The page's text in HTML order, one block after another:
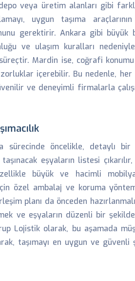
veya üretim alanları gibi
uygun taşıma
gerektirir. Ankara gibi büyük
ve ulaşım kuralları
Mardin ise, coğrafi konumu
zorluklar içerebilir. Bu nedenle,
ve deneyimli firmalarla
sürecinde öncelikle, detaylı bir
taşınacak eşyaların listesi
büyük ve hacimli
özel ambalaj ve koruma
planı da önceden
ve eşyaların düzenli bir
Lojistik olarak, bu aşamada
taşımayı en uygun ve güvenli